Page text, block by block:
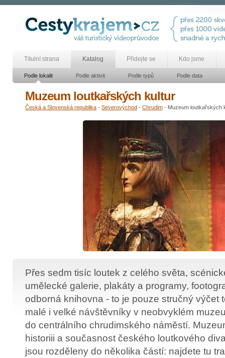
Titulní strana Katalog Přidejte se Kdo jsme
Podle lokalit Podle aktivit Podle typů Podle data
Muzeum loutkařských kultur
Česká a Slovenská republika - Severovýchod - Chrudim - Muzeum loutkařských
Přes sedm tisíc loutek z celého světa,
umělecké galerie, plakáty a programy,
odborná knihovna - to je pouze stručný výčet
malé i velké návštěvníky v neobvyklém
do centrálního chrudimského náměstí.
historiii a současnost českého loutkového
jsou rozděleny do několika částí: najdete tu